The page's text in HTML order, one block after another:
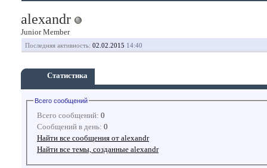
alexandr
Junior Member
Последняя активность: 02.02.2015 14:40
Статистика
Всего сообщений
Всего сообщений: 0
Сообщений в день: 0
Найти все сообщения от alexandr
Найти все темы, созданные alexandr